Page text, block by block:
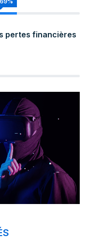
pertes financières